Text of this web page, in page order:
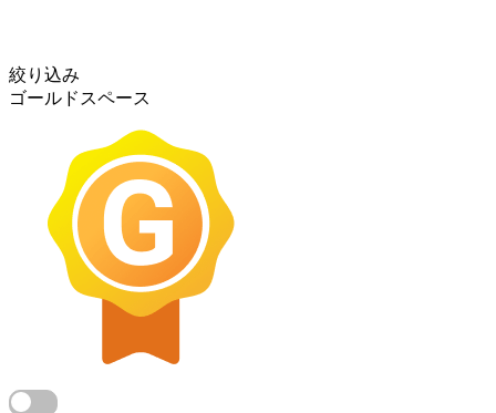
絞り込み
ゴールドスペース